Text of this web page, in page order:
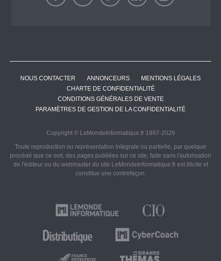
NOUS CONTACTER ANNONCEURS
MENTIONS LÉGALES
CHARTE DE CONFIDENTIALITÉ
CONDITIONS GÉNÉRALES DE VENTE
PARAMÈTRES DE GESTION DE LA CONFIDENTIALITÉ
Copyright © LeMondeInformatique.fr 1997-2026
Toute reproduction ou représentation intégrale ou partielle, par quelque
procédé que ce soit, des pages publiées sur ce site, faite sans l'autorisation
de l'éditeur ou du webmaster du site LeMondeInformatique.fr est illicite et
constitue une contrefaçon.